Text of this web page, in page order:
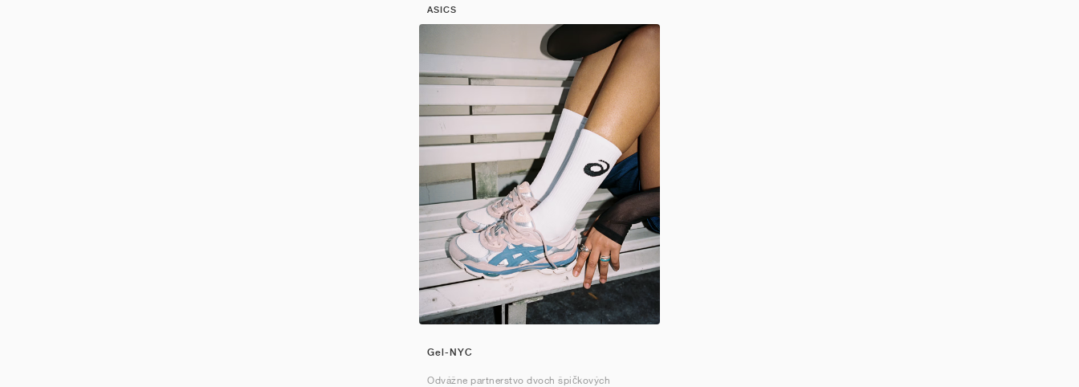
ASICS
Gel-NYC
Odvážne partnerstvo dvoch špičkových